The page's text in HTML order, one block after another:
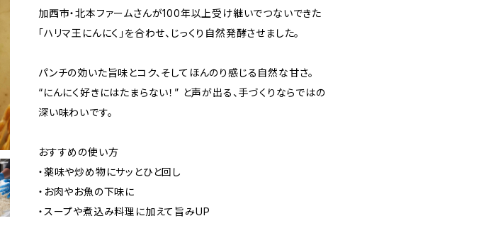
加西市・北本ファームさんが100年以上受け継いでつないできた
「ハリマ王にんにく」を合わせ、じっくり自然発酵させました。
パンチの効いた旨味とコク、そしてほんのり感じる自然な甘さ。
“にんにく好きにはたまらない！” と声が出る、手づくりならではの
深い味わいです。
おすすめの使い方
・薬味や炒め物にサッとひと回し
・お肉やお魚の下味に
・スープや煮込み料理に加えて旨みUP